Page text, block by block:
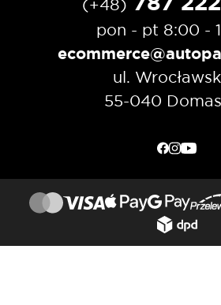
(+48)
pon - pt 8:00 -
ul.
55-040